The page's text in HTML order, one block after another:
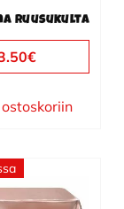
ruusukulta
€